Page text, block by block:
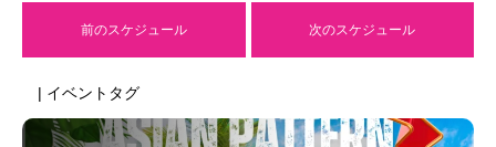
前のスケジュール 次のスケジュール
| イベントタグ